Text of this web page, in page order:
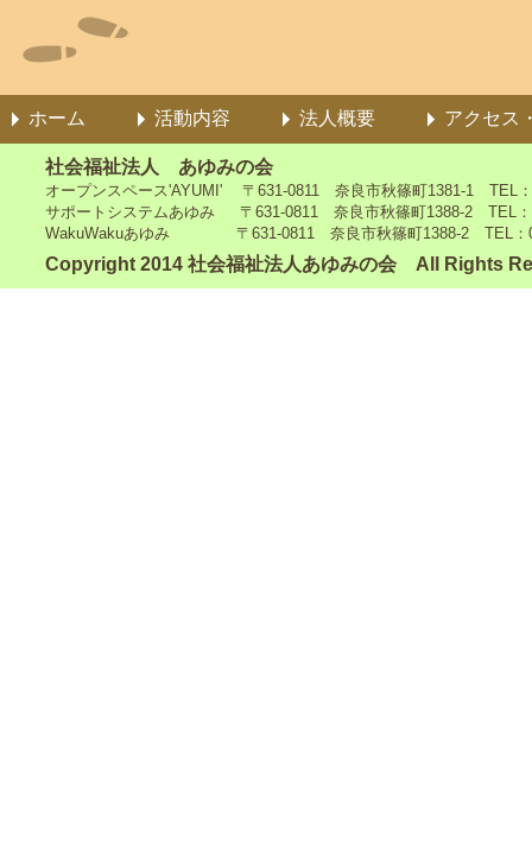
ホーム 活動内容 法人概要 アクセス
社会福祉法人 あゆみの会
オープンスペース'AYUMI' 〒631-0811 奈良市秋篠町1381-1 TEL
サポートシステムあゆみ 〒631-0811 奈良市秋篠町1388-2 TEL：
WakuWakuあゆみ 〒631-0811 奈良市秋篠町1388-2 TEL：
Copyright 2014 社会福祉法人あゆみの会 All Rights